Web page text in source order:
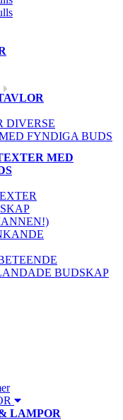
DIVERSE
FYNDIGA BUDS
MED
BUDSKAP
LAMPOR